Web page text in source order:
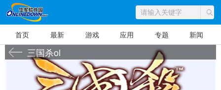
首页 最新 游戏 应用 专题 新闻
三国杀ol